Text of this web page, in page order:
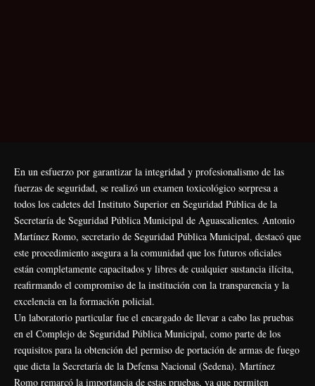
En un esfuerzo por garantizar la integridad y profesionalismo de las
fuerzas de seguridad, se realizó un examen toxicológico sorpresa a
todos los cadetes del Instituto Superior en Seguridad Pública de la
Secretaría de Seguridad Pública Municipal de Aguascalientes. Antonio
Martínez Romo, secretario de Seguridad Pública Municipal, destacó que
este procedimiento asegura a la comunidad que los futuros oficiales
están completamente capacitados y libres de cualquier sustancia ilícita,
reafirmando el compromiso de la institución con la transparencia y la
excelencia en la formación policial.
Un laboratorio particular fue el encargado de llevar a cabo las pruebas
en el Complejo de Seguridad Pública Municipal, como parte de los
requisitos para la obtención del permiso de portación de armas de fuego
que dicta la Secretaría de la Defensa Nacional (Sedena). Martínez
Romo remarcó la importancia de estas pruebas, ya que permiten